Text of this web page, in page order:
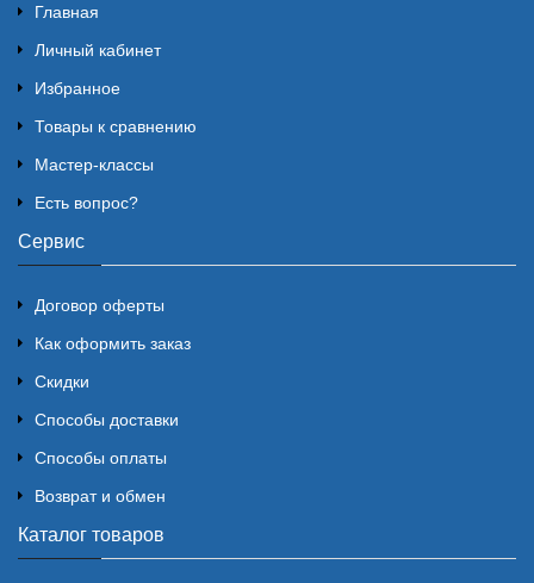
Главная
Личный кабинет
Избранное
Товары к сравнению
Мастер-классы
Есть вопрос?
Сервис
Договор оферты
Как оформить заказ
Скидки
Способы доставки
Способы оплаты
Возврат и обмен
Каталог товаров